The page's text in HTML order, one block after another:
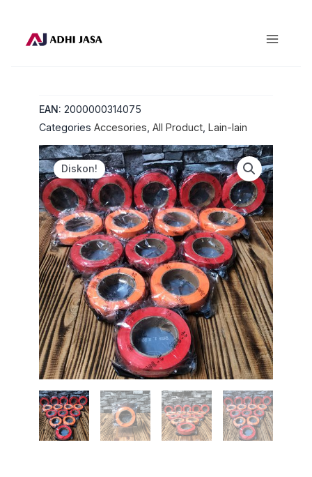
EAN: 2000000314075
Categories Accesories All Product Lain-lain
Diskon!